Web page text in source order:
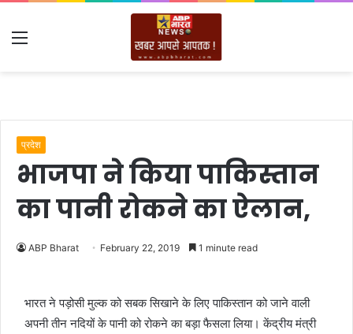
Menu
प्रदेश
भाजपा ने किया पाकिस्तान
का पानी रोकने का ऐलान,
ABP Bharat February 22, 2019 1 minute read
भारत ने पड़ोसी मुल्क को सबक सिखाने के लिए पाकिस्तान को जाने वाली
अपनी तीन नदियों के पानी को रोकने का बड़ा फैसला लिया। केंद्रीय मंत्री